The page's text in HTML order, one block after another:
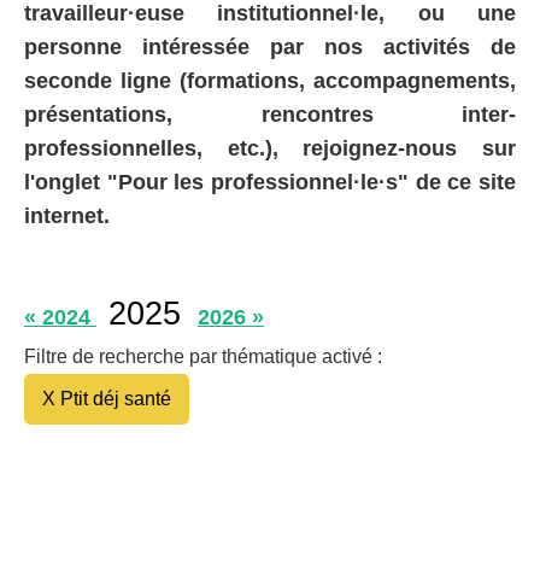
travailleur·euse institutionnel·le, ou une
personne intéressée par nos activités de
seconde ligne (formations, accompagnements,
présentations, rencontres inter-
professionnelles, etc.), rejoignez-nous sur
l'onglet "Pour les professionnel·le·s" de ce site
internet.
« 2024 2025 2026 »
Filtre de recherche par thématique activé :
X Ptit déj santé